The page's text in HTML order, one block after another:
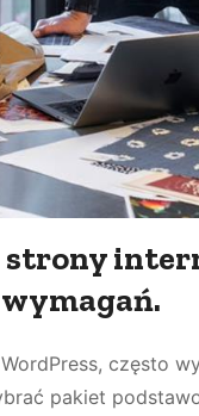
strony
często
pakiet